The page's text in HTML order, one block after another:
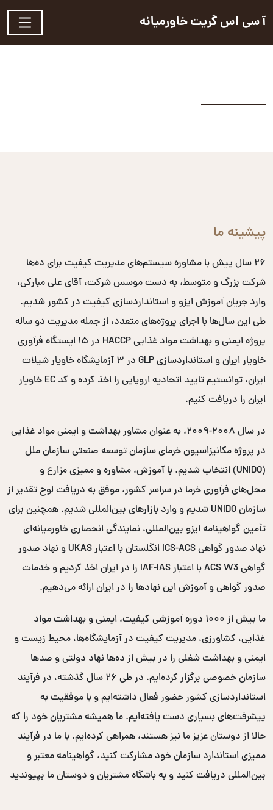
آ سی اس گریت خاورمیانه
پیشینه ما
۲۶ سال پیش با مشاوره سیستم‌های مدیریت کیفیت برای ده‌ها
شرکت بزرگ و متوسط، به دست موسس شرکت، آقای علی مبارکی،
وارد جریان آموزش ایزو و استانداردسازی کیفیت در کشور شدیم.
طی این سال‌ها با اجرای پروژه‌های متعدد، از جمله مدیریت دو ساله
پروژه ایمنی و بهداشت مواد غذایی HACCP در ۱۵ ایستگاه فرآوری
خاویار ایران و استانداردسازی GLP در ۳ آزمایشگاه خاویار شیلات
ایران، توانستیم تایید اتحادیه اروپایی را اخذ کرده و کد EC خاویار
ایران را دریافت کنیم.
در سال ۲۰۰۸-۲۰۰۹، به عنوان مشاور بهداشت و ایمنی مواد غذایی
در پروژه مکانیزاسیون خرمای سازمان توسعه صنعتی سازمان ملل
(UNIDO) انتخاب شدیم. با آموزش، مشاوره و ممیزی مزارع و
محل‌های فرآوری خرما در سراسر کشور، موفق به دریافت لوح تقدیر از
سازمان UNIDO شدیم و وارد بازارهای بین‌المللی شدیم. همچنین برای
تأمین گواهینامه ایزو بین‌المللی، نمایندگی انحصاری خاورمیانه‌ای
نهاد صدور گواهی ICS-ACS انگلستان با اعتبار UKAS و نهاد صدور
گواهی ACS W3 با اعتبار IAF-IAS را در ایران اخذ کردیم و خدمات
صدور گواهی و آموزش این نهادها را در ایران ارائه می‌دهیم.
ما بیش از ۱۰۰۰ دوره آموزشی کیفیت، ایمنی و بهداشت مواد
غذایی، کشاورزی، مدیریت کیفیت در آزمایشگاه‌ها، محیط زیست و
ایمنی و بهداشت شغلی را در بیش از ده‌ها نهاد دولتی و صدها
سازمان خصوصی برگزار کرده‌ایم. در طی ۲۶ سال گذشته، در فرآیند
استانداردسازی کشور حضور فعال داشته‌ایم و با موفقیت به
پیشرفت‌های بسیاری دست یافته‌ایم. ما همیشه مشتریان خود را که
حالا از دوستان عزیز ما نیز هستند، همراهی کرده‌ایم. با ما در فرآیند
ممیزی استاندارد سازمان خود مشارکت کنید، گواهینامه معتبر و
بین‌المللی دریافت کنید و به باشگاه مشتریان و دوستان ما بپیوندید